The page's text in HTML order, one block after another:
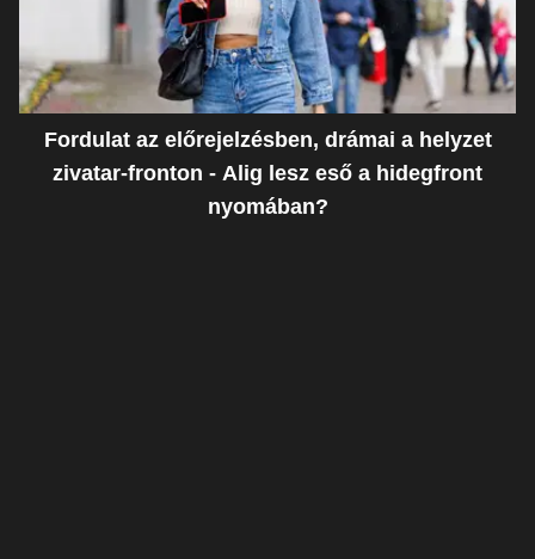
Fordulat az előrejelzésben, drámai a helyzet
zivatar-fronton - Alig lesz eső a hidegfront
nyomában?